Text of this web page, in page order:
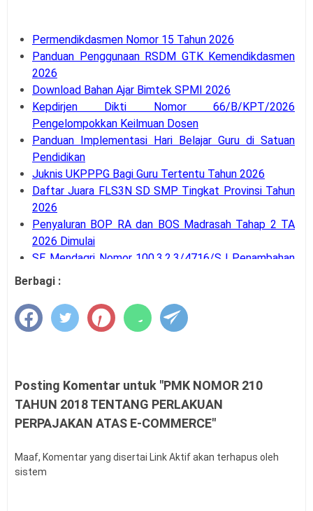
Permendikdasmen Nomor 15 Tahun 2026
Panduan Penggunaan RSDM GTK Kemendikdasmen
2026
Download Bahan Ajar Bimtek SPMI 2026
Kepdirjen Dikti Nomor 66/B/KPT/2026
Pengelompokkan Keilmuan Dosen
Panduan Implementasi Hari Belajar Guru di Satuan
Pendidikan
Juknis UKPPPG Bagi Guru Tertentu Tahun 2026
Daftar Juara FLS3N SD SMP Tingkat Provinsi Tahun
2026
Penyaluran BOP RA dan BOS Madrasah Tahap 2 TA
2026 Dimulai
SE Mendagri Nomor 100.3.2.3/4716/SJ Penambahan
Kode Rekening APB Desa
Panduan Pengajuan Data Prasarana pada Dapodik
Versi 2027
Latihan Soal Tes Substantif PPG Calon Guru Tahun
Kalender Pendidikan Kota Palangka Raya 2026/2027
Kalender Pendidikan Kabupaten Merauke 2026/2027
Tahapan dan Siklus SPMI di Satuan Pendidikan
Pengawas Madrasah
KMA Nomor 737 Tahun 2026 Linearitas Guru
Berbagi :
Posting Komentar untuk "PMK NOMOR 210
TAHUN 2018 TENTANG PERLAKUAN
PERPAJAKAN ATAS E-COMMERCE"
Maaf, Komentar yang disertai Link Aktif akan terhapus oleh
sistem